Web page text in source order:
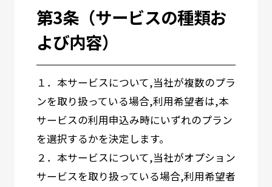
第3条（サービスの種類お
よび内容）
１．本サービスについて,当社が複数のプラ
ンを取り扱っている場合,利用希望者は,本
サービスの利用申込み時にいずれのプラン
を選択するかを決定します。
２．本サービスについて,当社がオプション
サービスを取り扱っている場合,利用希望者